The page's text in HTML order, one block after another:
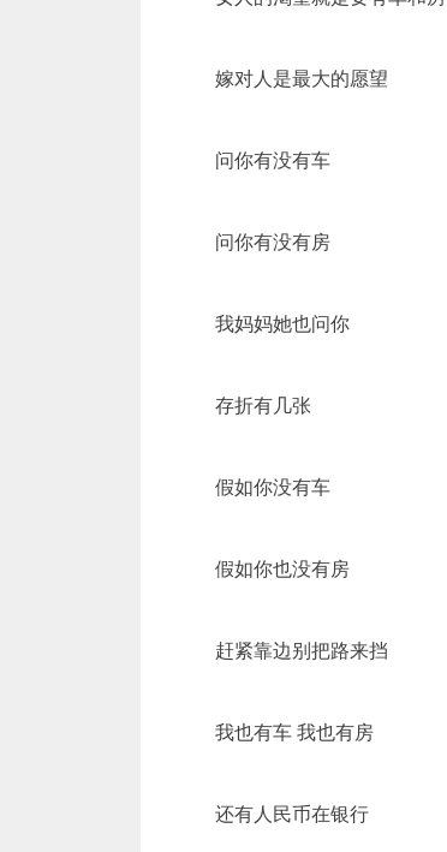
嫁对人是最大的愿望
问你有没有车
问你有没有房
我妈妈她也问你
存折有几张
假如你没有车
假如你也没有房
赶紧靠边别把路来挡
我也有车 我也有房
还有人民币在银行